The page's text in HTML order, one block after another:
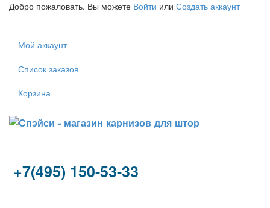
Добро пожаловать. Вы можете Войти или Создать аккаунт
Мой аккаунт
Список заказов
Корзина
+7(495) 150-53-33